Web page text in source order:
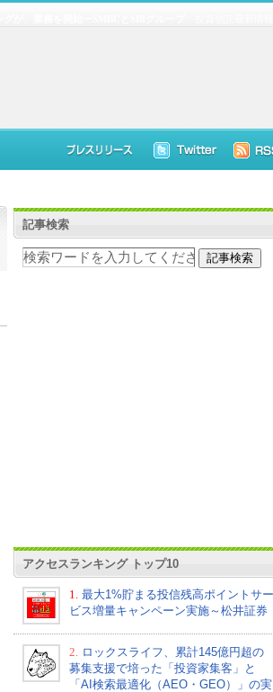
記事検索
アクセスランキング トップ10
1.
最大1%貯まる投信残高ポイントサー
ビス増量キャンペーン実施～松井証券
2.
ロックスライフ、累計145億円超の
募集支援で培った「投資家集客」と
「AI検索最適化（AEO・GEO）」の実